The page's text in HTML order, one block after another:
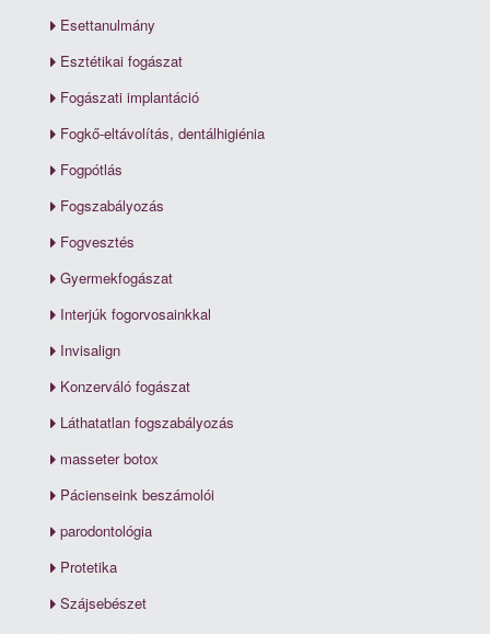
Esettanulmány
Esztétikai fogászat
Fogászati implantáció
Fogkő-eltávolítás, dentálhigiénia
Fogpótlás
Fogszabályozás
Fogvesztés
Gyermekfogászat
Interjúk fogorvosainkkal
Invisalign
Konzerváló fogászat
Láthatatlan fogszabályozás
masseter botox
Pácienseink beszámolói
parodontológia
Protetika
Szájsebészet